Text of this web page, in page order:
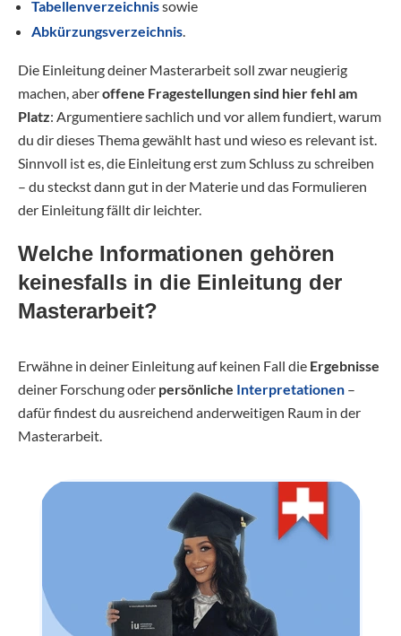
Tabellenverzeichnissowie
Abkürzungsverzeichnis.
Die Einleitung deiner Masterarbeit soll zwar neugierig
machen, aberoffene Fragestellungen sind hier fehl am
Platz: Argumentiere sachlich und vor allem fundiert, warum
du dir dieses Thema gewählt hast und wieso es relevant ist.
Sinnvoll ist es, die Einleitung erst zum Schluss zu schreiben
– du steckst dann gut in der Materie und das Formulieren
der Einleitung fällt dir leichter.
Welche Informationen gehören
keinesfalls in die Einleitung der
Masterarbeit?
Erwähne in deiner Einleitung auf keinen Fall die Ergebnisse
deiner Forschung oder persönliche Interpretationen –
dafür findest du ausreichend anderweitigen Raum in der
Masterarbeit.